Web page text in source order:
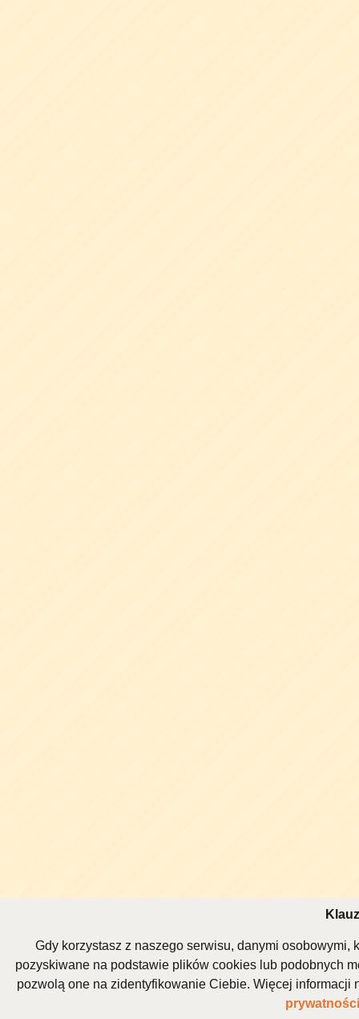
Gdy korzystasz z naszego serwisu, danymi osobowymi,
pozyskiwane na podstawie plików cookies lub podobnych
pozwolą one na zidentyfikowanie Ciebie. Więcej
prywatności